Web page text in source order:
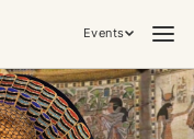
Events